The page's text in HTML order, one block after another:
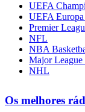
UEFA
UEFA
Premier
NFL
NBA
Major League
NHL
Os melhores